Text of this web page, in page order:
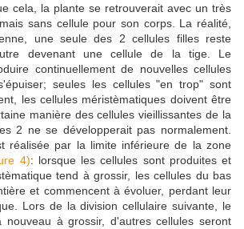
cela, la plante se retrouverait avec un très
sans cellule pour son corps. La réalité,
une seule des 2 cellules filles reste
devenant une cellule de la tige. Le
continuellement de nouvelles cellules
seules les cellules "en trop" sont
les cellules méristèmatiques doivent être
manière des cellules vieillissantes de la
2 ne se développerait pas normalement.
réalisée par la limite inférieure de la zone
4): lorsque les cellules sont produites et
tend à grossir, les cellules du bas
et commencent à évoluer, perdant leur
Lors de la division cellulaire suivante, le
nouveau à grossir, d'autres cellules seront